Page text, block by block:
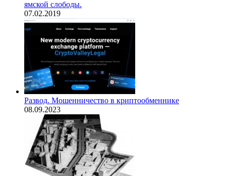
ямской слободы.
07.02.2019
Развод. Мошенничество в криптообменнике
08.09.2023